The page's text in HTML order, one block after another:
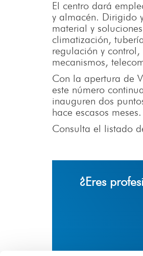
El centro dará
y almacén. Dirigido
material y
climatización,
regulación y
mecanismos,
Con la apertura de
este número
inauguren dos
hace escasos meses.
Consulta el listado
¿Eres